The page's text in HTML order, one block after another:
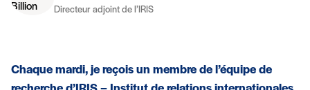
Directeur adjoint de l’IRIS
Chaque mardi, je reçois un membre de l’équipe de